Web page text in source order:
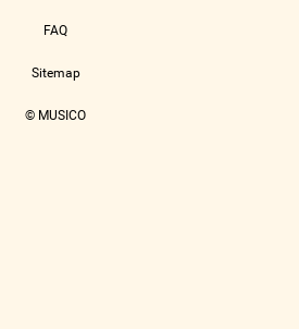
FAQ
Sitemap
© MUSICO